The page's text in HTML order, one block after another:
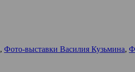
, Фото-выставки Василия Кузьмина,